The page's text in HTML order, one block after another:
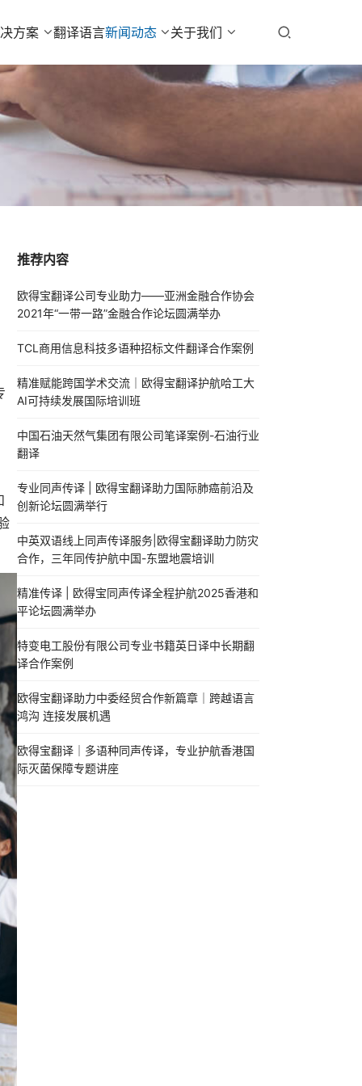
方案 翻译语言新闻动态 关于我们
推荐内容
欧得宝翻译公司专业助力——亚洲金融合作协会
2021年“一带一路”金融合作论坛圆满举办
TCL商用信息科技多语种招标文件翻译合作案例
精准赋能跨国学术交流｜欧得宝翻译护航哈工大
AI可持续发展国际培训班
中国石油天然气集团有限公司笔译案例-石油行业
翻译
专业同声传译 | 欧得宝翻译助力国际肺癌前沿及
创新论坛圆满举行
中英双语线上同声传译服务|欧得宝翻译助力防灾
合作，三年同传护航中国-东盟地震培训
精准传译 | 欧得宝同声传译全程护航2025香港和
平论坛圆满举办
特变电工股份有限公司专业书籍英日译中长期翻
译合作案例
欧得宝翻译助力中委经贸合作新篇章｜跨越语言
鸿沟 连接发展机遇
欧得宝翻译｜多语种同声传译，专业护航香港国
际灭菌保障专题讲座